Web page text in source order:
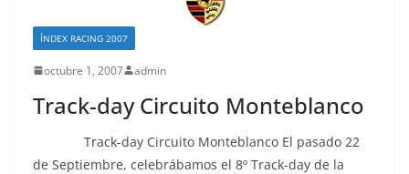
ÍNDEX RACING 2007
octubre 1, 2007 admin
Track-day Circuito Monteblanco
Track-day Circuito Monteblanco El pasado 22
de Septiembre, celebrábamos el 8º Track-day de la